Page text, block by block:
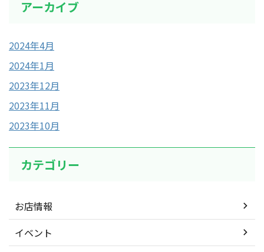
アーカイブ
2024年4月
2024年1月
2023年12月
2023年11月
2023年10月
カテゴリー
お店情報
イベント